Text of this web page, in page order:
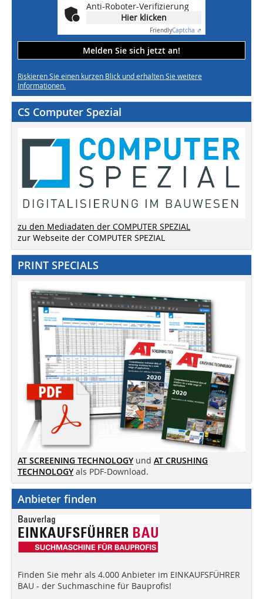
Anti-Roboter-Verifizierung
Hier klicken
FriendlyCaptcha ⇗
Melden Sie sich jetzt an!
Riskieren Sie einen kurzen Blick und erhalten Sie weitere
Informationen.
CS Computer Spezial
zu den Mediadaten der COMPUTER SPEZIAL
zur Webseite der COMPUTER SPEZIAL
PRINT SPECIALS
AT SCREENING TECHNOLOGY und AT CRUSHING
TECHNOLOGY als PDF-Download.
Anbieter finden
Finden Sie mehr als 4.000 Anbieter im EINKAUFSFÜHRER
BAU - der Suchmaschine für Bauprofis!